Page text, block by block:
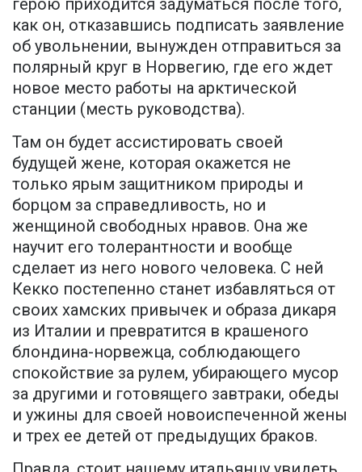
как он, отказавшись подписать заявление
об увольнении, вынужден отправиться за
полярный круг в Норвегию, где его ждет
новое место работы на арктической
станции (месть руководства).
Там он будет ассистировать своей
будущей жене, которая окажется не
только ярым защитником природы и
борцом за справедливость, но и
женщиной свободных нравов. Она же
научит его толерантности и вообще
сделает из него нового человека. С ней
Кекко постепенно станет избавляться от
своих хамских привычек и образа дикаря
из Италии и превратится в крашеного
блондина-норвежца, соблюдающего
спокойствие за рулем, убирающего мусор
за другими и готовящего завтраки, обеды
и ужины для своей новоиспеченной жены
и трех ее детей от предыдущих браков.